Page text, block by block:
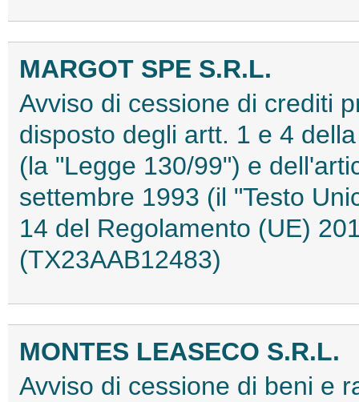
MARGOT SPE S.R.L.
Avviso di cessione di crediti
disposto degli artt. 1 e 4
(la "Legge 130/99") e
settembre 1993 (il "Testo
14 del Regolamento (UE)
(TX23AAB12483)
MONTES LEASECO S.R.L.
Avviso di cessione di beni e